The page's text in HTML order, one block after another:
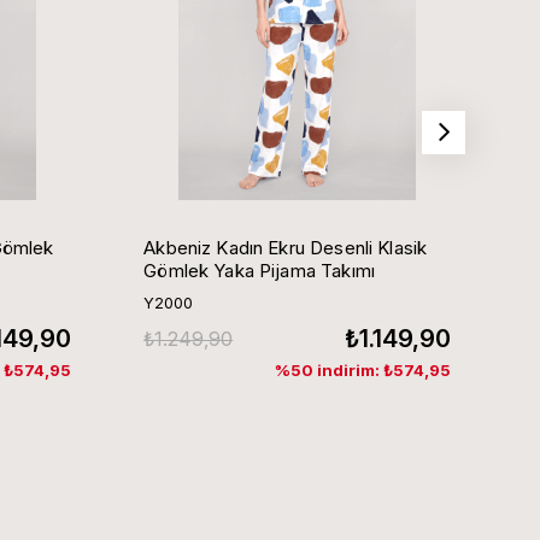
Akbeniz Kadın Ekru Desenli Klasik
Gömlek Yaka Pijama Takımı
Y2000
₺1.149,90
₺1.249,90
%50 indirim: ₺574,95